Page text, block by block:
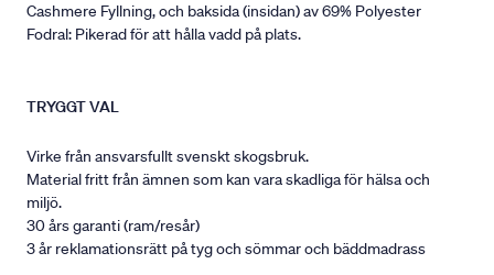
Cashmere Fyllning, och baksida (insidan) av 69% Polyester
Fodral: Pikerad för att hålla vadd på plats.
TRYGGT VAL
Virke från ansvarsfullt svenskt skogsbruk.
Material fritt från ämnen som kan vara skadliga för hälsa och
miljö.
30 års garanti (ram/resår)
3 år reklamationsrätt på tyg och sömmar och bäddmadrass